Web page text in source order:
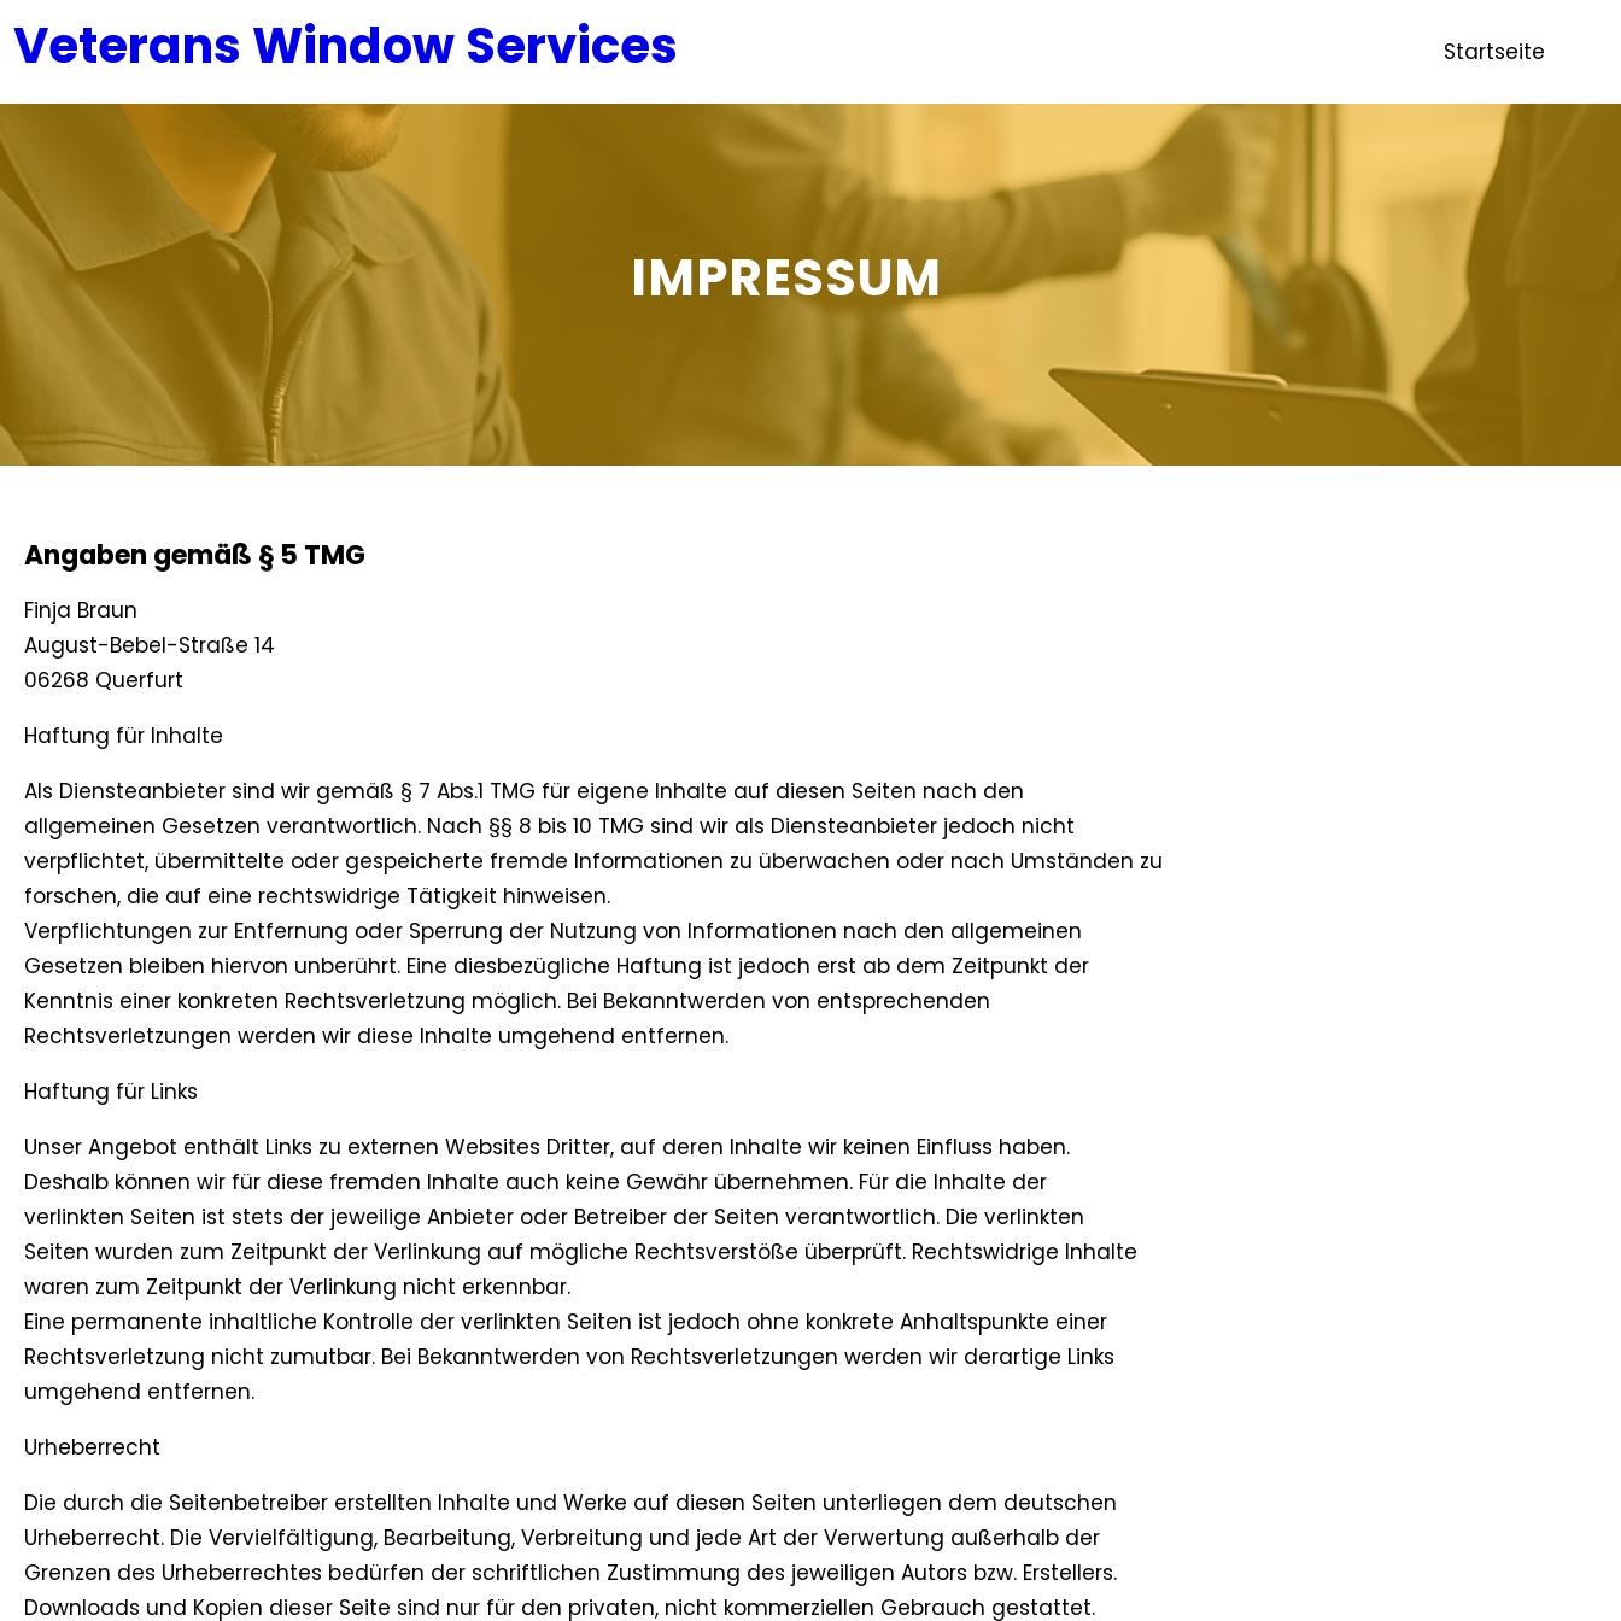
Inhalt
Veterans Window Services Startseite
IMPRESSUM
Angaben gemäß § 5 TMG
Finja Braun
August-Bebel-Straße 14
06268 Querfurt
Haftung für Inhalte
Als Diensteanbieter sind wir gemäß § 7 Abs.1 TMG für eigene Inhalte auf diesen Seiten nach den
allgemeinen Gesetzen verantwortlich. Nach §§ 8 bis 10 TMG sind wir als Diensteanbieter jedoch nicht
verpflichtet, übermittelte oder gespeicherte fremde Informationen zu überwachen oder nach Umständen zu
forschen, die auf eine rechtswidrige Tätigkeit hinweisen.
Verpflichtungen zur Entfernung oder Sperrung der Nutzung von Informationen nach den allgemeinen
Gesetzen bleiben hiervon unberührt. Eine diesbezügliche Haftung ist jedoch erst ab dem Zeitpunkt der
Kenntnis einer konkreten Rechtsverletzung möglich. Bei Bekanntwerden von entsprechenden
Rechtsverletzungen werden wir diese Inhalte umgehend entfernen.
Haftung für Links
Unser Angebot enthält Links zu externen Websites Dritter, auf deren Inhalte wir keinen Einfluss haben.
Deshalb können wir für diese fremden Inhalte auch keine Gewähr übernehmen. Für die Inhalte der
verlinkten Seiten ist stets der jeweilige Anbieter oder Betreiber der Seiten verantwortlich. Die verlinkten
Seiten wurden zum Zeitpunkt der Verlinkung auf mögliche Rechtsverstöße überprüft. Rechtswidrige Inhalte
waren zum Zeitpunkt der Verlinkung nicht erkennbar.
Eine permanente inhaltliche Kontrolle der verlinkten Seiten ist jedoch ohne konkrete Anhaltspunkte einer
Rechtsverletzung nicht zumutbar. Bei Bekanntwerden von Rechtsverletzungen werden wir derartige Links
umgehend entfernen.
Urheberrecht
Die durch die Seitenbetreiber erstellten Inhalte und Werke auf diesen Seiten unterliegen dem deutschen
Urheberrecht. Die Vervielfältigung, Bearbeitung, Verbreitung und jede Art der Verwertung außerhalb der
Grenzen des Urheberrechtes bedürfen der schriftlichen Zustimmung des jeweiligen Autors bzw. Erstellers.
Downloads und Kopien dieser Seite sind nur für den privaten, nicht kommerziellen Gebrauch gestattet.